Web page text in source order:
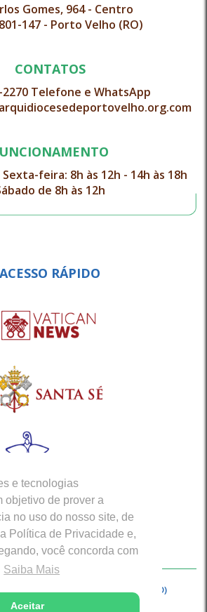
e tecnologias
objetivo de prover a
no uso do nosso site, de
Política de Privacidade e,
você concorda com
Saiba Mais
Aceitar
Gomes, 964 - Centro
147 - Porto Velho (RO)
CONTATOS
2270 Telefone e WhatsApp
feira: 8h às 12h - 14h às 18h
de 8h às 12h
ACESSO RÁPIDO
- Arquidiocese de Porto Velho (RO)
com excelência por